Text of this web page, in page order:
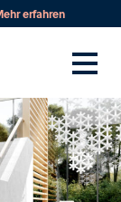
erfahren
Beratung vor Ort?